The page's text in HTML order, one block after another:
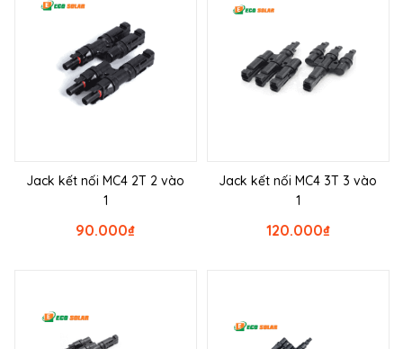
Jack kết nối MC4 2T 2 vào
1
₫
90.000
Jack kết nối MC4 3T 3 vào
1
₫
120.000